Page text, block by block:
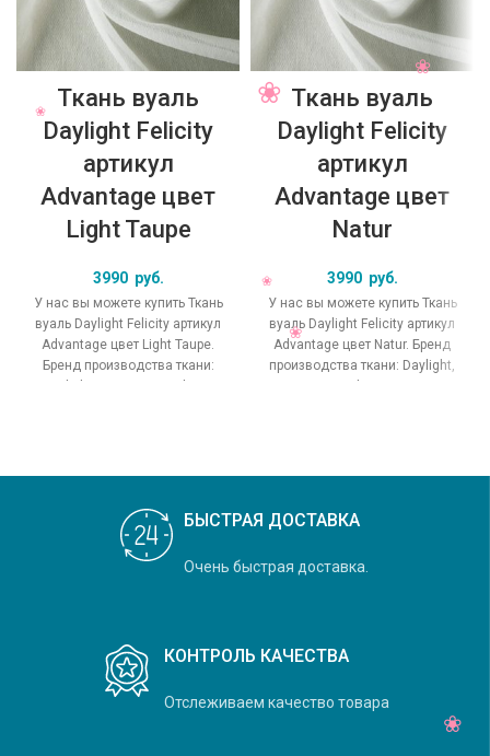
Ткань вуаль
Daylight Felicity
артикул
Advantage цвет
Light Taupe
3990 руб.
У нас вы можете купить Ткань
вуаль Daylight Felicity артикул
Advantage цвет Light Taupe.
Бренд производства ткани:
Daylight, коллекция Felicity,
Ткань вуаль
Daylight Felicity
артикул
Advantage цвет
Natur
3990 руб.
У нас вы можете купить Ткань
вуаль Daylight Felicity артикул
Advantage цвет Natur. Бренд
производства ткани: Daylight,
коллекция Felicity, основной
БЫСТРАЯ ДОСТАВКА
Очень быстрая доставка.
КОНТРОЛЬ КАЧЕСТВА
Отслеживаем качество товара